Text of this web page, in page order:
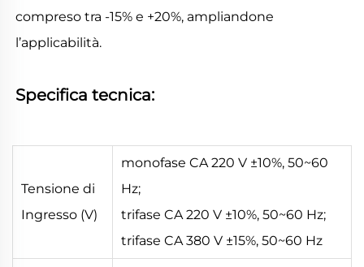
compreso tra -15% e +20%, ampliandone
l’applicabilità.
Specifica tecnica:
Tensione di
Ingresso (V)
monofase CA 220 V ±10%, 50~60
Hz;
trifase CA 220 V ±10%, 50~60 Hz;
trifase CA 380 V ±15%, 50~60 Hz